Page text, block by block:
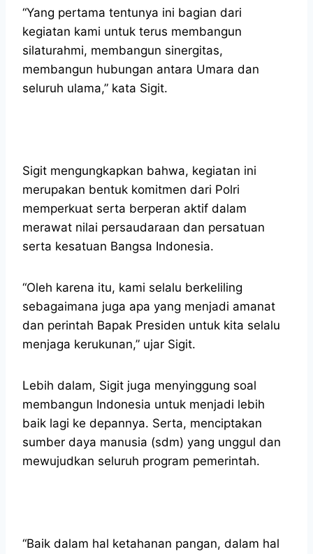
“Yang pertama tentunya ini bagian dari
kegiatan kami untuk terus membangun
silaturahmi, membangun sinergitas,
membangun hubungan antara Umara dan
seluruh ulama,” kata Sigit.
Sigit mengungkapkan bahwa, kegiatan ini
merupakan bentuk komitmen dari Polri
memperkuat serta berperan aktif dalam
merawat nilai persaudaraan dan persatuan
serta kesatuan Bangsa Indonesia.
“Oleh karena itu, kami selalu berkeliling
sebagaimana juga apa yang menjadi amanat
dan perintah Bapak Presiden untuk kita selalu
menjaga kerukunan,” ujar Sigit.
Lebih dalam, Sigit juga menyinggung soal
membangun Indonesia untuk menjadi lebih
baik lagi ke depannya. Serta, menciptakan
sumber daya manusia (sdm) yang unggul dan
mewujudkan seluruh program pemerintah.
“Baik dalam hal ketahanan pangan, dalam hal